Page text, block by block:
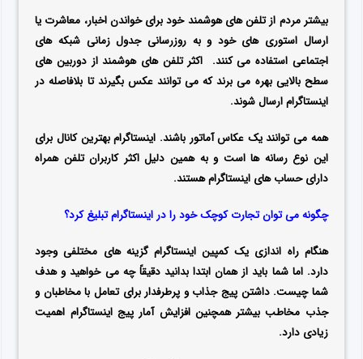
بیشتر مردم از تلفن های هوشمند خود برای خواندن اخبار، معاشرت یا
ارسال استوری های خود و به روزرسانی جدول زمانی شبکه های
اجتماعی استفاده می کنند. اکثر تلفن های هوشمند از دوربین های
سطح بالایی بهره می برند که می توانند عکس بگیرند تا بلافاصله در
اینستاگرام ارسال شوند.
همه می توانند یک عکاس آماتور باشند. اینستاگرام بهترین کانال برای
این نوع رسانه ها است و به همین دلیل اکثر کاربران تلفن همراه
دارای حساب های اینستاگرام هستند.
چگونه می توان تجارت کوچک خود را در اینستاگرام تبلیغ کرد؟
هنگام راه اندازی یک کمپین اینستاگرام گزینه های مختلفی وجود
دارد. اما شما باید از همان ابتدا بدانید دقیقاً چه می خواهید و هدف
شما چیست.داشتن پیج جذاب و پرطرفدار برای تعامل با مخاطبان و
جذب مخاطب بیشتر همچنین افزایش آمار پیج اینستاگرام اهمیت
زیادی دارد.